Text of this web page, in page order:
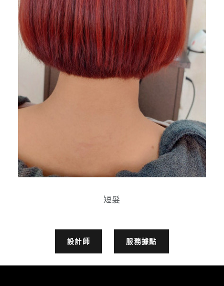
短髮
設計師 服務據點